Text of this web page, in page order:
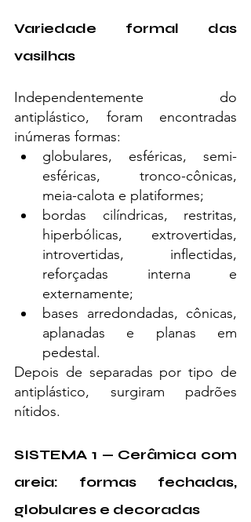
Variedade formal das
vasilhas
Independentemente do
antiplástico, foram encontradas
inúmeras formas:
globulares, esféricas, semi-
esféricas, tronco-cônicas,
meia-calota e platiformes;
bordas cilíndricas, restritas,
hiperbólicas, extrovertidas,
introvertidas, inflectidas,
reforçadas interna e
externamente;
bases arredondadas, cônicas,
aplanadas e planas em
pedestal.
Depois de separadas por tipo de
antiplástico, surgiram padrões
nítidos.
SISTEMA 1 — Cerâmica com
areia: formas fechadas,
globulares e decoradas